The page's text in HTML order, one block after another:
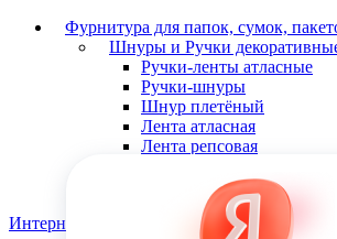
Фурнитура для папок, сумок,
Шнуры и Ручки
Ручки-ленты атласные
Ручки-шнуры
Шнур плетёный
Лента атласная
Лента репсовая
Интернет-магазин